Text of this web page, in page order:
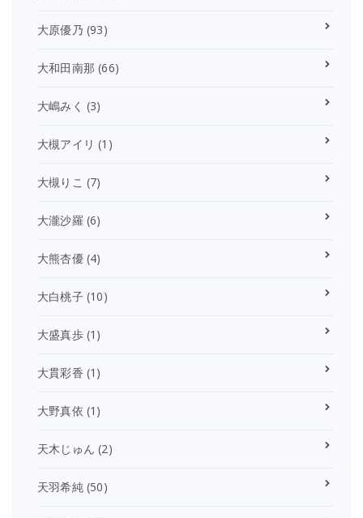
大原優乃 (93)
大和田南那 (66)
大嶋みく (3)
大槻アイリ (1)
大槻りこ (7)
大瀧沙羅 (6)
大熊杏優(4)
大白桃子(10)
大盛真歩(1)
大貫彩香 (1)
大野真依 (1)
天木じゅん (2)
天羽希純(50)